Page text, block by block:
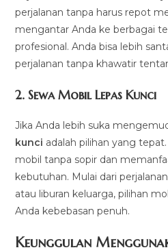
perjalanan tanpa harus repot
mengantar Anda ke berbagai
profesional. Anda bisa lebih
perjalanan tanpa khawatir
2.Sewa Mobil Lepas Kunci
Jika Anda lebih suka
kunci adalah pilihan yang
mobil tanpa sopir dan
kebutuhan. Mulai dari
atau liburan keluarga, pilihan
Anda kebebasan penuh.
Keunggulan